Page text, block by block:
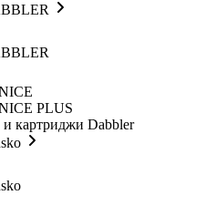
PLUS
картриджи Dabbler